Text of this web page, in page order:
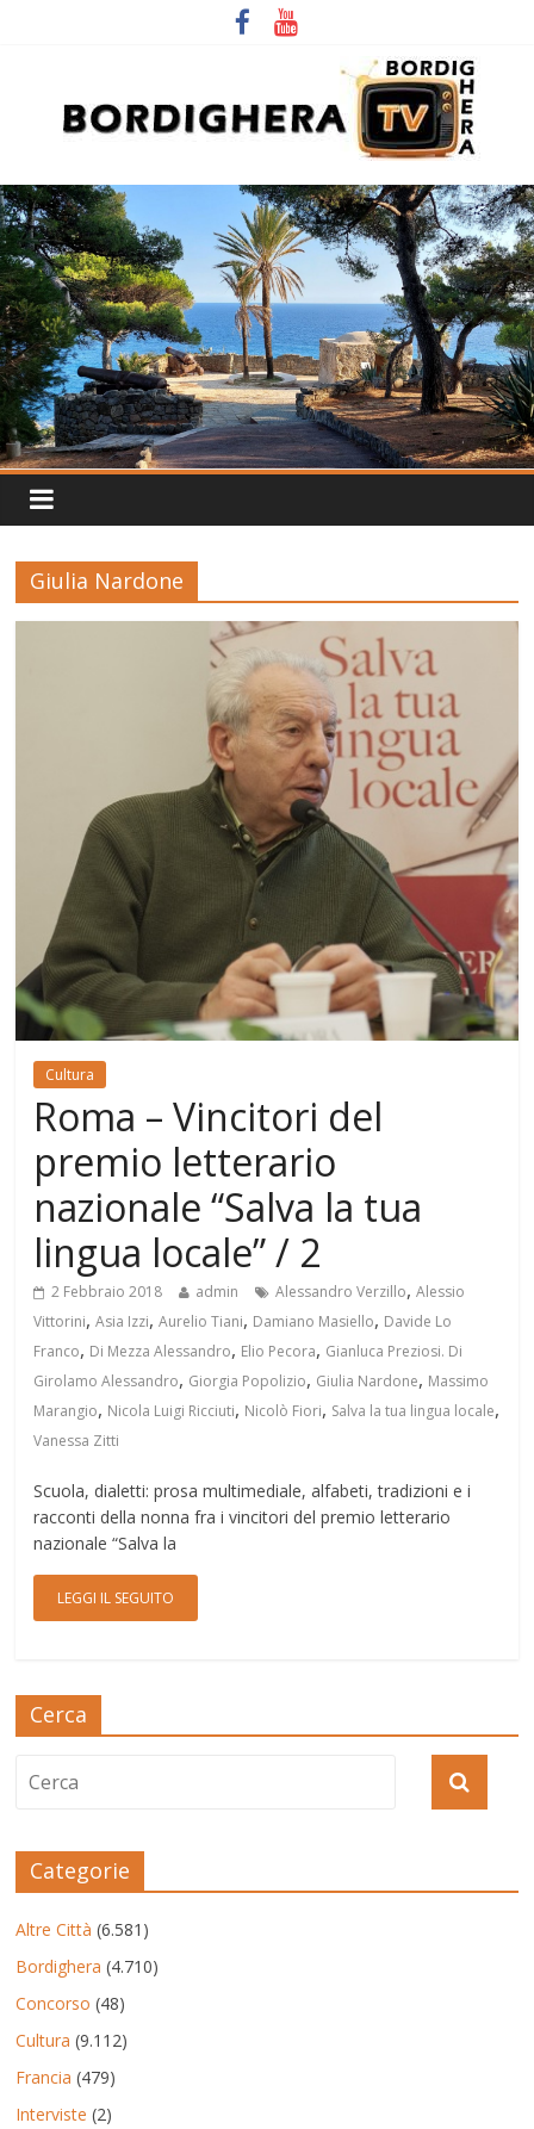
Giulia Nardone
Cultura
Roma – Vincitori del
premio letterario
nazionale “Salva la tua
lingua locale” / 2
2 Febbraio 2018 admin Alessandro Verzillo,Alessio
Vittorini,Asia Izzi,Aurelio Tiani, Damiano Masiello, Davide Lo
Franco, Di Mezza Alessandro, Elio Pecora, Gianluca Preziosi. Di
Girolamo Alessandro, Giorgia Popolizio, Giulia Nardone, Massimo
Marangio, Nicola Luigi Ricciuti, Nicolò Fiori, Salva la tua lingua locale,
Vanessa Zitti
Scuola, dialetti: prosa multimediale, alfabeti, tradizioni e i
racconti della nonna fra i vincitori del premio letterario
nazionale “Salva la
LEGGI IL SEGUITO
Cerca
Categorie
Altre Città (6.581)
Bordighera (4.710)
Concorso (48)
Cultura (9.112)
Francia (479)
Interviste (2)